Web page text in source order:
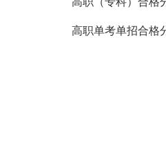
高职单考单招合格